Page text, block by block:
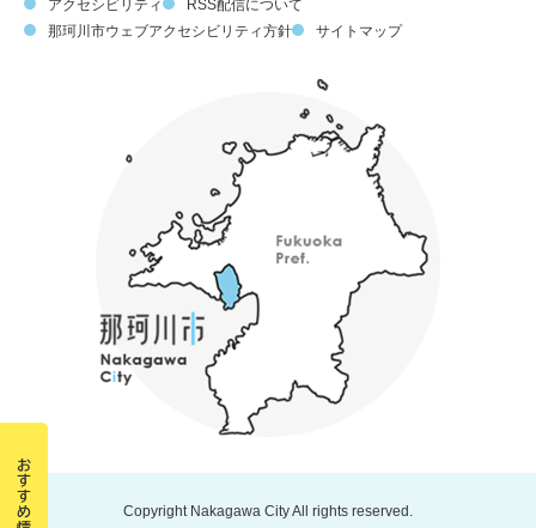
アクセシビリティ
RSS配信について
那珂川市ウェブアクセシビリティ方針
サイトマップ
Copyright Nakagawa City All rights reserved.